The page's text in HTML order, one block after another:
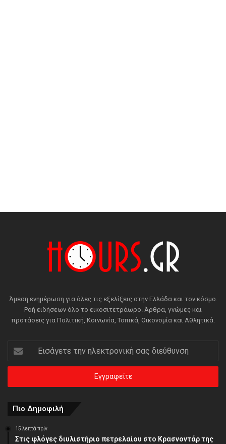
Άμεση ενημέρωση για όλες τις εξελίξεις στην Ελλάδα και τον κόσμο.
Ροή ειδήσεων όλο το εικοσιτετράωρο. Άρθρα, γνώμες και
προτάσεις για Πολιτική, Κοινωνία, Τοπικά, Οικονομία και Αθλητικά.
Εισάγετε
την
ηλεκτρονική
διεύθυνση
Πιο Δημοφιλή
15 λεπτά πρίν
Στις φλόγες διυλιστήριο πετρελαίου στο Κρασνοντάρ της